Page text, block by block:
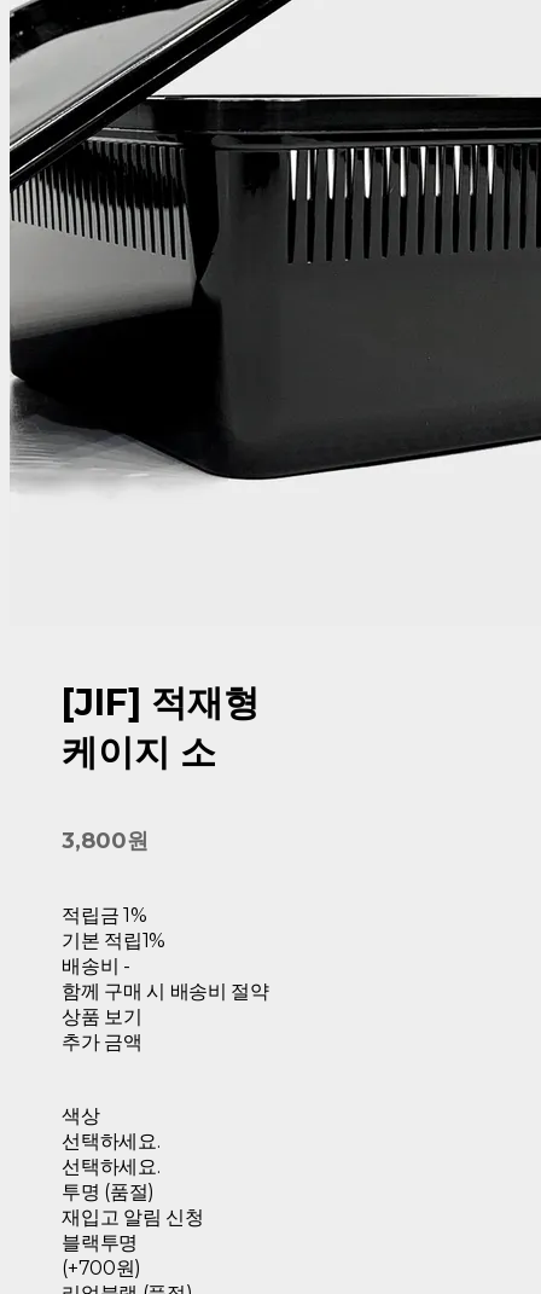
[JIF] 적재형
케이지 소
3,800원
적립금 1%
기본 적립1%
배송비 -
함께 구매 시 배송비 절약
상품 보기
추가 금액
색상
선택하세요.
선택하세요.
투명 (품절)
재입고 알림 신청
블랙투명
(+700원)